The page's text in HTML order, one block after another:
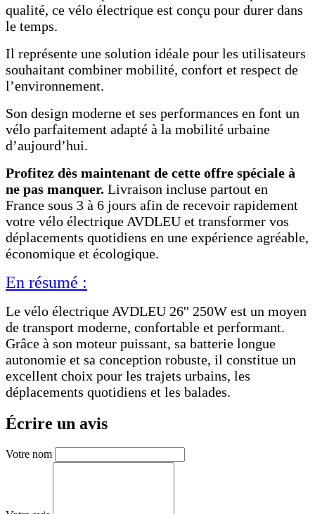
qualité, ce vélo électrique est conçu pour durer dans
le temps.
Il représente une solution idéale pour les utilisateurs
souhaitant combiner mobilité, confort et respect de
l’environnement.
Son design moderne et ses performances en font un
vélo parfaitement adapté à la mobilité urbaine
d’aujourd’hui.
Profitez dès maintenant de cette offre spéciale à
ne pas manquer. Livraison incluse partout en
France sous 3 à 6 jours afin de recevoir rapidement
votre vélo électrique AVDLEU et transformer vos
déplacements quotidiens en une expérience agréable,
économique et écologique.
En résumé :
Le vélo électrique AVDLEU 26'' 250W est un moyen
de transport moderne, confortable et performant.
Grâce à son moteur puissant, sa batterie longue
autonomie et sa conception robuste, il constitue un
excellent choix pour les trajets urbains, les
déplacements quotidiens et les balades.
Écrire un avis
Votre nom